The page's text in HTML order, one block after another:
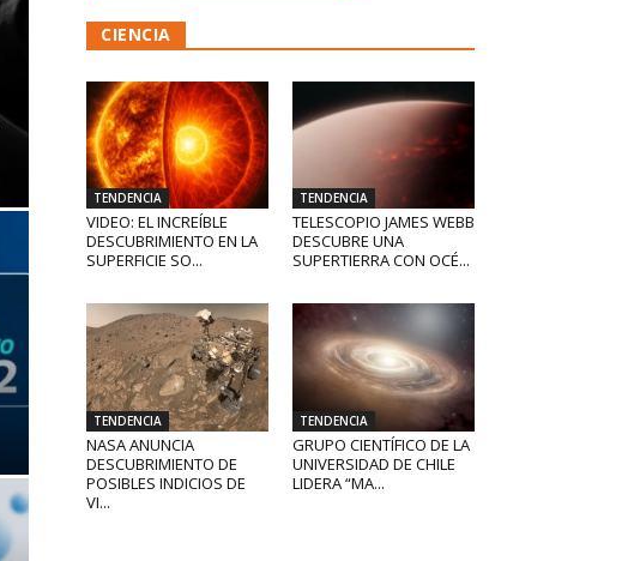
CIENCIA
TENDENCIA
VIDEO: EL INCREÍBLE
DESCUBRIMIENTO EN LA
SUPERFICIE SO...
TENDENCIA
TELESCOPIO JAMES WEBB
DESCUBRE UNA
SUPERTIERRA CON OCÉ...
TENDENCIA
NASA ANUNCIA
DESCUBRIMIENTO DE
POSIBLES INDICIOS DE
VI...
TENDENCIA
GRUPO CIENTÍFICO DE LA
UNIVERSIDAD DE CHILE
LIDERA “MA...